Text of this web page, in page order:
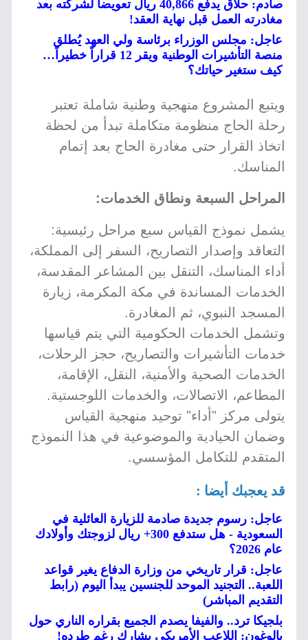
صادم: حلاق يدفع 40,866 ريال تعويضاً لشركته بعد
مغادرته العمل قبل نهاية العقد!
عاجل: مجلس الوزراء برئاسة ولي العهد يُطلق
منصة التأشيرات الوطنية ويقر 12 قراراً خطيراً…
كيف ستغير حياتك؟
ويتبع المشروع منهجية وطنية شاملة تعتبر
رحلة الحاج منظومة متكاملة تبدأ من لحظة
اتخاذ القرار حتى مغادرة الحاج بعد إتمام
المناسك.
المراحل السبعة ونطاق الخدمات:
يشمل نموذج القياس سبع مراحل رئيسية:
التعاقد وإصدار التصاريح، السفر إلى المملكة،
أداء المناسك، التنقل بين المشاعر المقدسة،
الخدمات المساندة في مكة المكرمة، زيارة
المسجد النبوي، ثم المغادرة.
وتشمل الخدمات الحكومية التي يتم قياسها
خدمات التأشيرات والتصاريح، حجز الرحلات،
الخدمات الصحية والأمنية، النقل، الإقامة،
المطاعم، الاتصالات، والخدمات اللوجستية.
يتولى مركز "أداء" توحيد منهجية القياس
وضمان الحيادية والموضوعية في هذا النموذج
المتقدم للتكامل المؤسسي.
قد يعجبك أيضا :
عاجل: رسوم جديدة صادمة للزيارة العائلية في
السعودية - هل ستدفع 300+ ريال لزوجتك وأولادك
عام 2026؟
عاجل: قرار تاريخي من وزارة الدفاع يغير قواعد
اللعبة.. التجنيد الموحد للجنسين يبدأ اليوم (رابط
التقديم المباشر)
بلجيكا ترد.. والفيفا يصدم الجميع بقراره الناري حول
بالوغون: اللاعب الأمريكي يشارك رغم طرده!